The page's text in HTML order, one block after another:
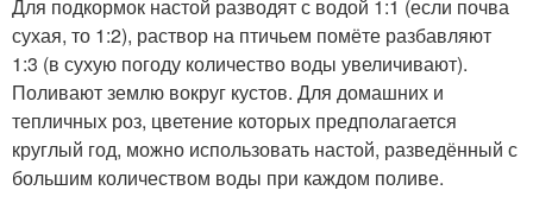
Для подкормок настой разводят с водой 1:1 (если почва
сухая, то 1:2), раствор на птичьем помёте разбавляют
1:3 (в сухую погоду количество воды увеличивают).
Поливают землю вокруг кустов. Для домашних и
тепличных роз, цветение которых предполагается
круглый год, можно использовать настой, разведённый с
большим количеством воды при каждом поливе.